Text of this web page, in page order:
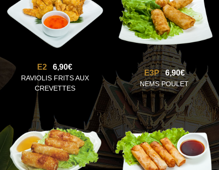
E2 6,90€
RAVIOLIS FRITS AUX
CREVETTES
E3P6,90€
NEMS POULET